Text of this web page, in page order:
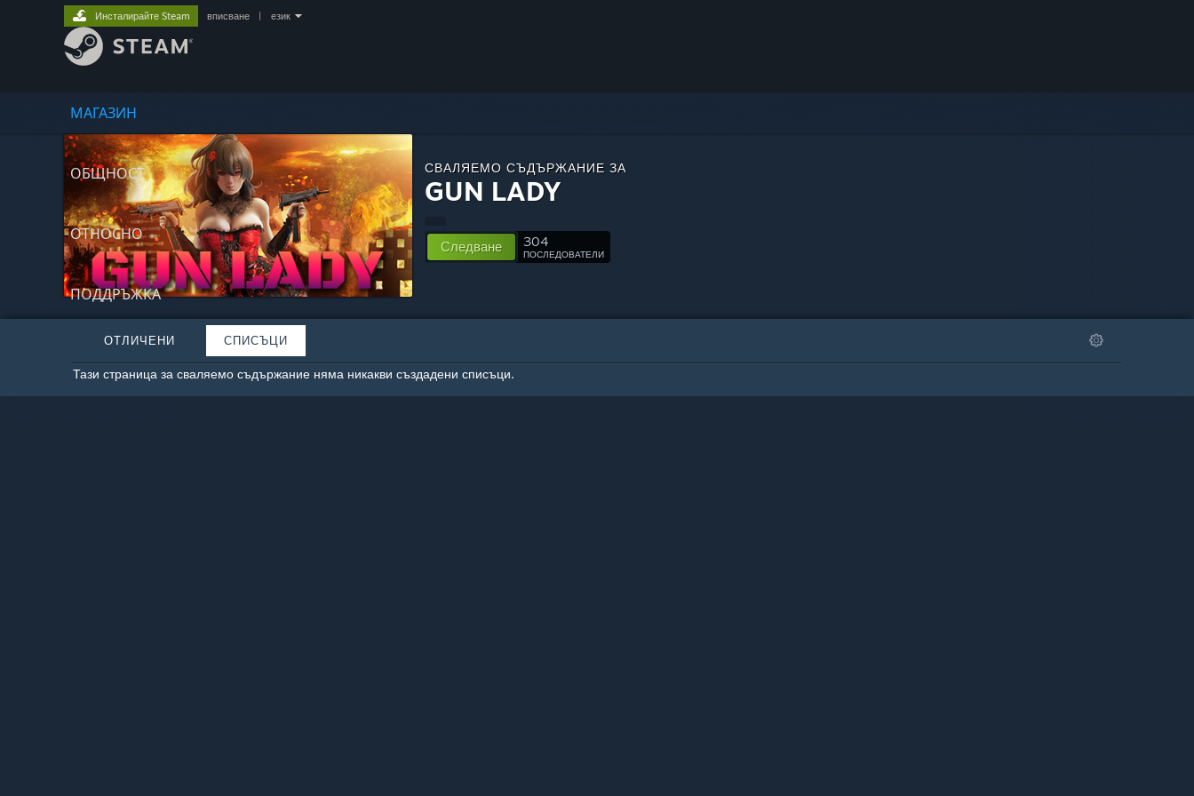
МАГАЗИН
ОБЩНОСТ
ОТНОСНО
ПОДДРЪЖКА
Инсталирайте Steam вписване език
СВАЛЯЕМО СЪДЪРЖАНИЕ ЗА
GUN LADY
Следване 304
ПОСЛЕДОВАТЕЛИ
ОТЛИЧЕНИ СПИСЪЦИ
Тази страница за сваляемо съдържание няма никакви създадени списъци.